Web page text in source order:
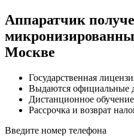
Аппаратчик
Москве
Государственная
Выдаются официальные
Дистанционное
Рассрочка и возврат
Введите номер телефона